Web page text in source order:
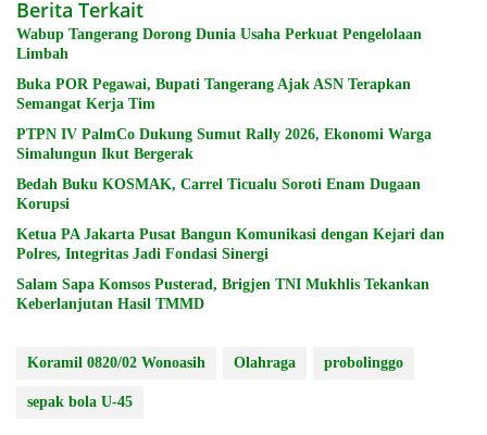
Berita Terkait
Wabup Tangerang Dorong Dunia Usaha Perkuat Pengelolaan
Limbah
Buka POR Pegawai, Bupati Tangerang Ajak ASN Terapkan
Semangat Kerja Tim
PTPN IV PalmCo Dukung Sumut Rally 2026, Ekonomi Warga
Simalungun Ikut Bergerak
Bedah Buku KOSMAK, Carrel Ticualu Soroti Enam Dugaan
Korupsi
Ketua PA Jakarta Pusat Bangun Komunikasi dengan Kejari dan
Polres, Integritas Jadi Fondasi Sinergi
Salam Sapa Komsos Pusterad, Brigjen TNI Mukhlis Tekankan
Keberlanjutan Hasil TMMD
Koramil 0820/02 Wonoasih Olahraga probolinggo
sepak bola U-45